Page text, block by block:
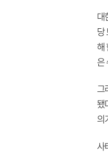
대
당
해
은
그
됐
의
사